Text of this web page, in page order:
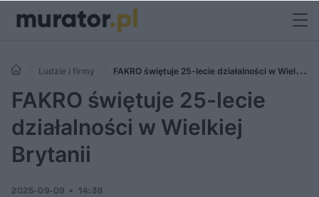
Ludzie i firmy
FAKRO świętuje 25-lecie działalności w Wielkiej
Brytanii
FAKRO świętuje 25-lecie
działalności w Wielkiej
Brytanii
2025-09-09 14:38